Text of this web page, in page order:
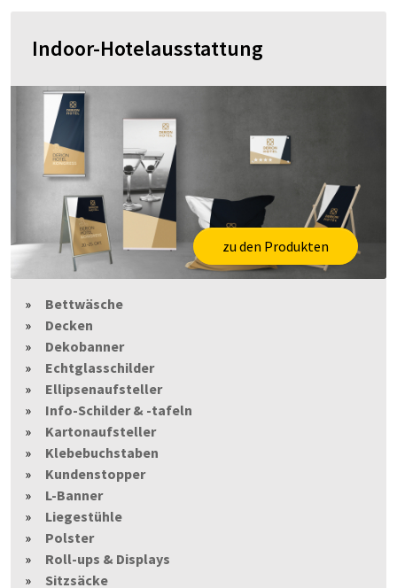
Indoor-Hotelausstattung
zu den Produkten
Bettwäsche
Decken
Dekobanner
Echtglasschilder
Ellipsenaufsteller
Info-Schilder & -tafeln
Kartonaufsteller
Klebebuchstaben
Kundenstopper
L-Banner
Liegestühle
Polster
Roll-ups & Displays
Sitzsäcke